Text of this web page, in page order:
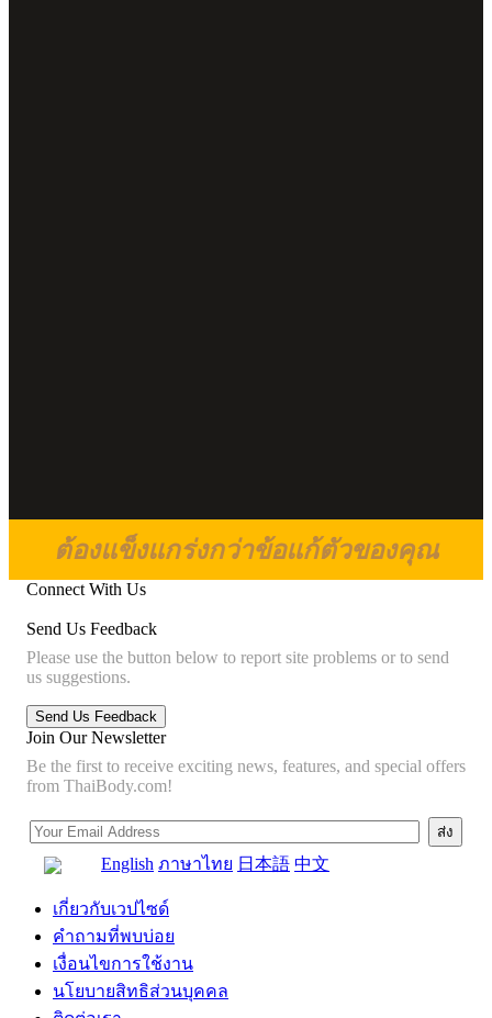
ต้องแข็งแกร่งกว่าข้อแก้ตัวของคุณ
Connect With Us
Send Us Feedback
Please use the button below to report site problems or to send
us suggestions.
Join Our Newsletter
Be the first to receive exciting news, features, and special offers
from ThaiBody.com!
English ภาษาไทย 日本語 中文
เกี่ยวกับเวปไซด์
คำถามที่พบบ่อย
เงื่อนไขการใช้งาน
นโยบายสิทธิส่วนบุคคล